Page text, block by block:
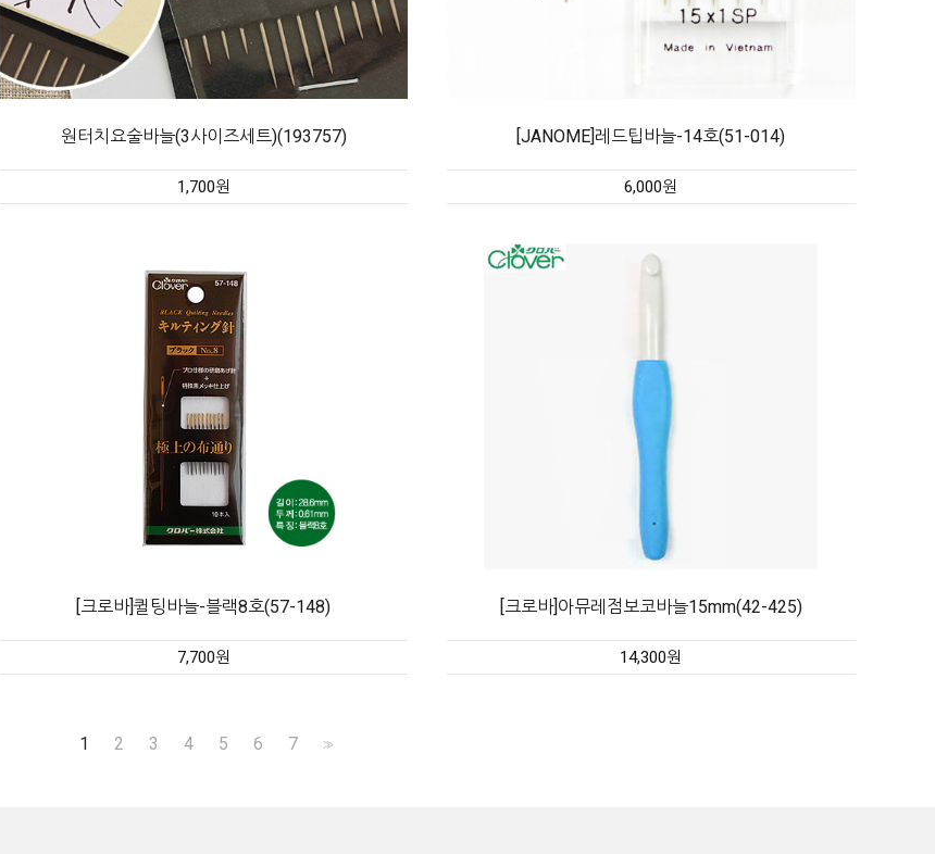
원터치요술바늘(3사이즈세트)(193757)
1,700원
[JANOME]레드팁바늘-14호(51-014)
6,000원
[크로바]퀼팅바늘-블랙8호(57-148)
7,700원
[크로바]아뮤레점보코바늘15mm(42-425)
14,300원
1 2 3 4 5 6 7 >>